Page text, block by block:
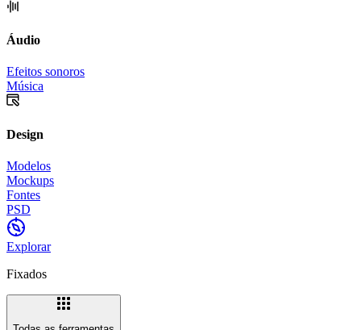
Áudio
Efeitos sonoros
Música
Design
Modelos
Mockups
Fontes
PSD
Explorar
Fixados